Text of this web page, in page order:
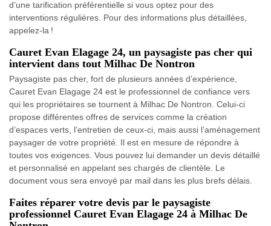
d’une tarification préférentielle si vous optez pour des
interventions régulières. Pour des informations plus détaillées,
appelez-la !
Cauret Evan Elagage 24, un paysagiste pas cher qui
intervient dans tout Milhac De Nontron
Paysagiste pas cher, fort de plusieurs années d’expérience,
Cauret Evan Elagage 24 est le professionnel de confiance vers
qui les propriétaires se tournent à Milhac De Nontron. Celui-ci
propose différentes offres de services comme la création
d’espaces verts, l’entretien de ceux-ci, mais aussi l’aménagement
paysager de votre propriété. Il est en mesure de répondre à
toutes vos exigences. Vous pouvez lui demander un devis détaillé
et personnalisé en appelant ses chargés de clientèle. Le
document vous sera envoyé par mail dans les plus brefs délais.
Faites réparer votre devis par le paysagiste
professionnel Cauret Evan Elagage 24 à Milhac De